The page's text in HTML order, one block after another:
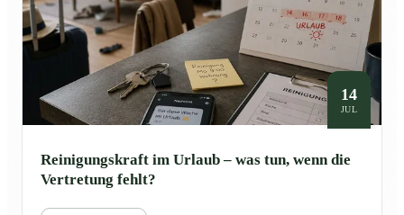
14
JUL
Reinigungskraft im Urlaub – was tun, wenn die
Vertretung fehlt?